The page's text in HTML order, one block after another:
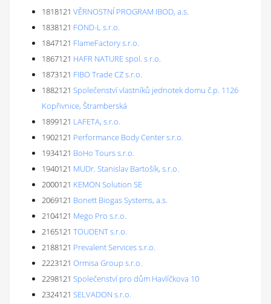
1818121 VĚRNOSTNÍ PROGRAM IBOD, a.s.
1838121 FOND-L s.r.o.
1847121 FlameFactory s.r.o.
1867121 HAFR NATURE spol. s r.o.
1873121 FIBO Trade CZ s.r.o.
1882121 Společenství vlastníků jednotek domu č.p. 1126
Kopřivnice, Štramberská
1899121 LAFETA, s.r.o.
1902121 Performance Body Center s.r.o.
1934121 BoHo Tours s.r.o.
1940121 MUDr. Stanislav Bartošík, s.r.o.
2000121 KEMON Solution SE
2069121 Bonett Biogas Systems, a.s.
2104121 Mego Pro s.r.o.
2165121 TOUDENT s.r.o.
2188121 Prevalent Services s.r.o.
2223121 Ormisa Group s.r.o.
2298121 Společenství pro dům Havlíčkova 10
2324121 SELVADON s.r.o.